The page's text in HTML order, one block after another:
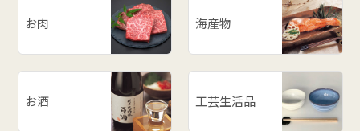
お肉 海産物
お酒 工芸生活品